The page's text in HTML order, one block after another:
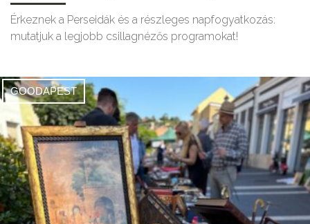
Érkeznek a Perseidák és a részleges napfogyatkozás:
mutatjuk a legjobb csillagnézős programokat!
GOODAPEST